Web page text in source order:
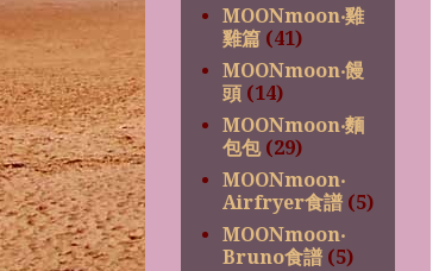
MOONmoon‧雞
雞篇 (41)
MOONmoon‧饅
頭 (14)
MOONmoon‧麵
包包 (29)
MOONmoon‧
Airfryer食譜 (5)
MOONmoon‧
Bruno食譜 (5)